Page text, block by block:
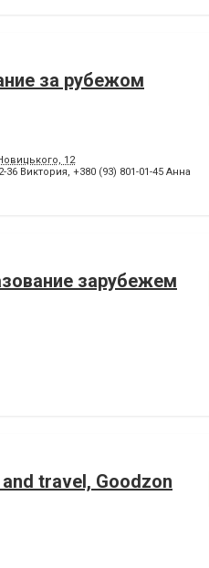
за рубежом
12
36 Виктория, +380 (93) 801-01-45 Анна
зарубежем
travel, Goodzon